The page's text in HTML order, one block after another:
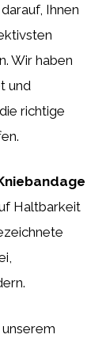
Ihnen
Wir haben
und
richtige
Haltbarkeit